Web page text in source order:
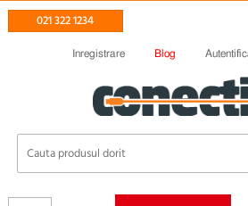
021 322 1234
Inregistrare Blog